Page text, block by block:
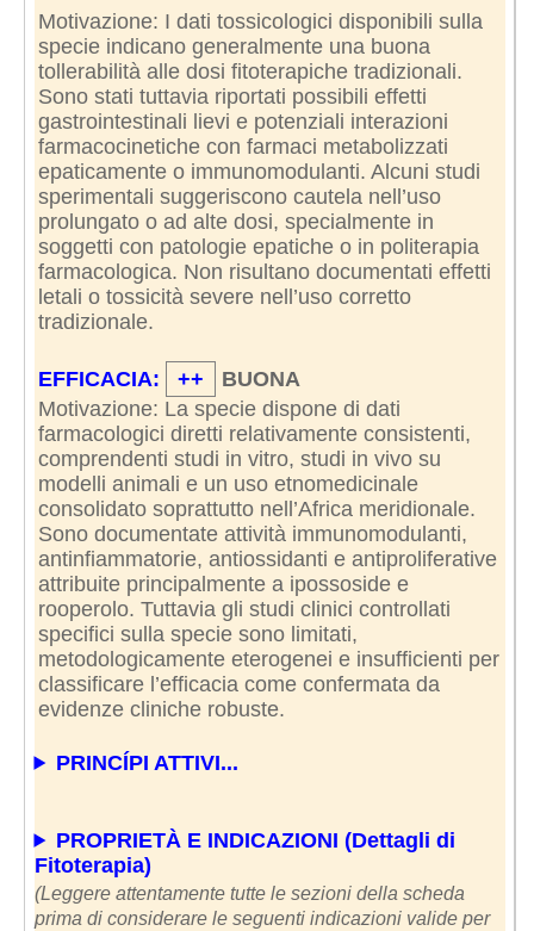
Motivazione: I dati tossicologici disponibili sulla
specie indicano generalmente una buona
tollerabilità alle dosi fitoterapiche tradizionali.
Sono stati tuttavia riportati possibili effetti
gastrointestinali lievi e potenziali interazioni
farmacocinetiche con farmaci metabolizzati
epaticamente o immunomodulanti. Alcuni studi
sperimentali suggeriscono cautela nell’uso
prolungato o ad alte dosi, specialmente in
soggetti con patologie epatiche o in politerapia
farmacologica. Non risultano documentati effetti
letali o tossicità severe nell’uso corretto
tradizionale.
EFFICACIA: ++
BUONA
Motivazione: La specie dispone di dati
farmacologici diretti relativamente consistenti,
comprendenti studi in vitro, studi in vivo su
modelli animali e un uso etnomedicinale
consolidato soprattutto nell’Africa meridionale.
Sono documentate attività immunomodulanti,
antinfiammatorie, antiossidanti e antiproliferative
attribuite principalmente a ipossoside e
rooperolo. Tuttavia gli studi clinici controllati
specifici sulla specie sono limitati,
metodologicamente eterogenei e insufficienti per
classificare l’efficacia come confermata da
evidenze cliniche robuste.
PRINCÍPI ATTIVI...
PROPRIETÀ E INDICAZIONI (Dettagli di
Fitoterapia)
(Leggere attentamente tutte le sezioni della scheda
prima di considerare le seguenti indicazioni valide per